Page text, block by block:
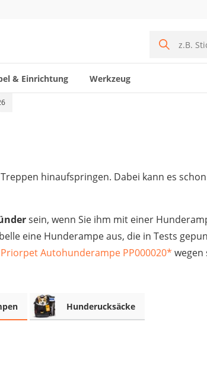
& Einrichtung Werkzeug
hinaufspringen. Dabei kann es
sein, wenn Sie ihm mit einer
eine Hunderampe aus, die in Tests
Priorpet Autohunderampe PP000020* wegen
Hunderucksäcke